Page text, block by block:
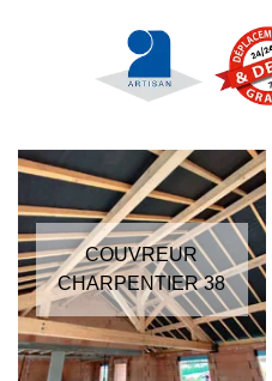
COUVREUR
CHARPENTIER 38